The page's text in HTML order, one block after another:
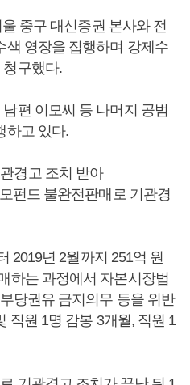
중구 대신증권 본사와 전
색 영장을 집행하며 강제수
구했다.
편 이모씨 등 나머지 공범
하고 있다.
경고 조치 받아
펀드 불완전판매로 기관경
2019년 2월까지 251억 원
하는 과정에서 자본시장법
당권유 금지의무 등을 위반
직원 1명 감봉 3개월, 직원 1